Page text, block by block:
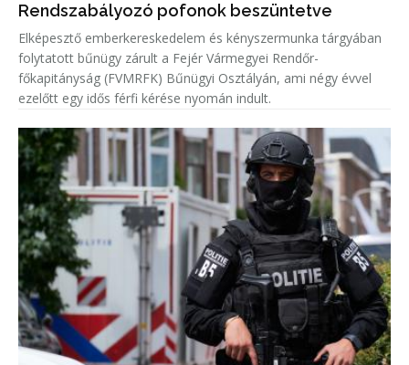
Rendszabályozó pofonok beszüntetve
Elképesztő emberkereskedelem és kényszermunka tárgyában
folytatott bűnügy zárult a Fejér Vármegyei Rendőr-
főkapitányság (FVMRFK) Bűnügyi Osztályán, ami négy évvel
ezelőtt egy idős férfi kérése nyomán indult.